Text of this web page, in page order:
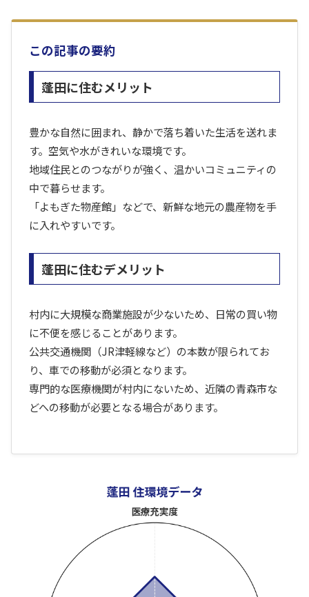
この記事の要約
蓬田に住むメリット
豊かな自然に囲まれ、静かで落ち着いた生活を送れま
す。空気や水がきれいな環境です。
地域住民とのつながりが強く、温かいコミュニティの
中で暮らせます。
「よもぎた物産館」などで、新鮮な地元の農産物を手
に入れやすいです。
蓬田に住むデメリット
村内に大規模な商業施設が少ないため、日常の買い物
に不便を感じることがあります。
公共交通機関（JR津軽線など）の本数が限られてお
り、車での移動が必須となります。
専門的な医療機関が村内にないため、近隣の青森市な
どへの移動が必要となる場合があります。